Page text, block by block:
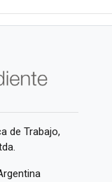
de Trabajo,